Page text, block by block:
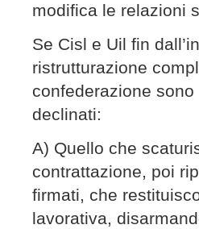
modifica le relazioni
Se Cisl e Uil fin
ristrutturazione
confederazione
declinati:
A) Quello che
contrattazione, poi
firmati, che
lavorativa,